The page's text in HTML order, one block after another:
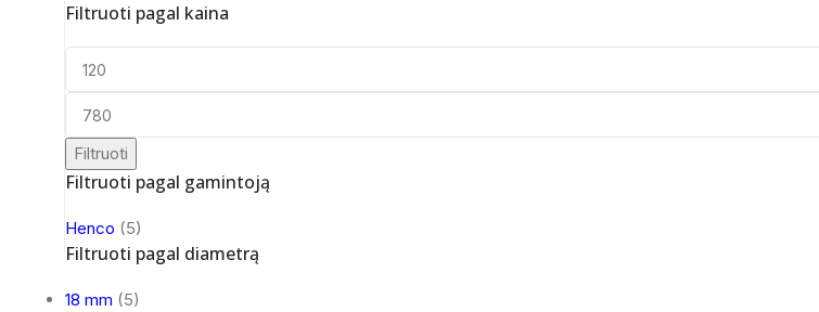
Filtruoti pagal kaina
Filtruoti
Filtruoti pagal gamintoją
Henco (5)
Filtruoti pagal diametrą
18 mm (5)